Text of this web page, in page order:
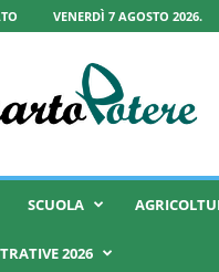
VENERDÌ 7 AGOSTO 2026.
SCUOLA
2026